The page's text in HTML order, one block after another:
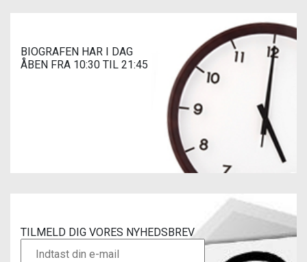
BIOGRAFEN HAR I DAG
ÅBEN FRA 10:30 TIL 21:45
TILMELD DIG VORES NYHEDSBREV